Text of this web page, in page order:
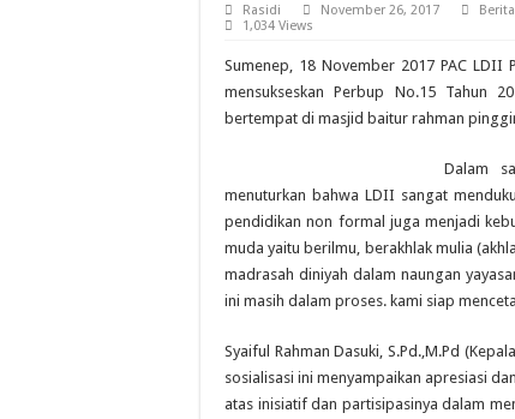
Rasidi November 26, 2017
1,034 Views
Sumenep, 18 November 2017 PAC LDII
mensukseskan Perbup No.15 Tahun
bertempat di masjid baitur rahman
Dalam
menuturkan bahwa LDII sangat
pendidikan non formal juga menjadi
muda yaitu berilmu, berakhlak mulia
madrasah diniyah dalam naungan
ini masih dalam proses. kami siap
Syaiful Rahman Dasuki, S.Pd.,M.Pd
sosialisasi ini menyampaikan apresiasi
atas inisiatif dan partisipasinya dalam